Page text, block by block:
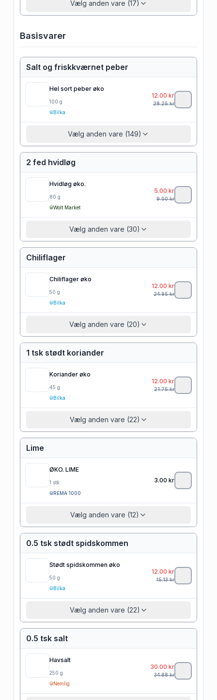
Vælg anden vare (17)
Basisvarer
Salt og friskkværnet peber
Hel sort peber øko
100 g
Bilka
12.00 kr
28.25kr
Vælg anden vare (149)
2 fed hvidløg
Hvidløg øko.
80 g
Wolt Market
5.00 kr
9.00kr
Vælg anden vare (30)
Chiliflager
Chiliflager øko
50 g
Bilka
12.00 kr
24.95kr
Vælg anden vare (20)
1 tsk stødt koriander
Koriander øko
45 g
Bilka
12.00 kr
21.75kr
Vælg anden vare (22)
Lime
ØKO. LIME
1 stk
REMA 1000
3.00 kr
Vælg anden vare (12)
0.5 tsk stødt spidskommen
Stødt spidskommen øko
50 g
Bilka
12.00 kr
15.13kr
Vælg anden vare (22)
0.5 tsk salt
Havsalt
250 g
Nemlig
30.00 kr
34.88kr